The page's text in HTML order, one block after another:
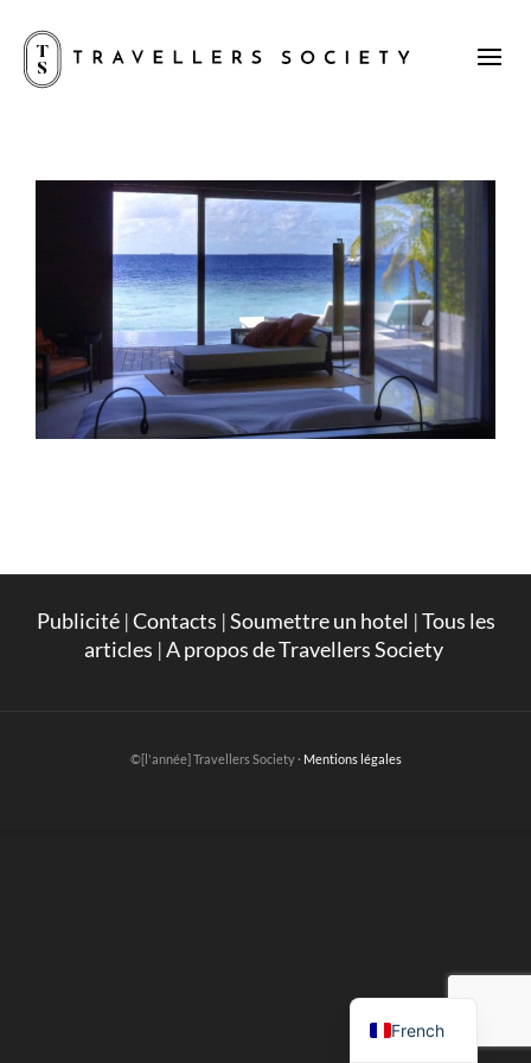
Publicité|Contacts |Soumettre un hotel |Tous les
articles |A propos de Travellers Society
©[l'année] Travellers Society · Mentions légales
French